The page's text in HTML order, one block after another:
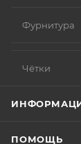
Фурнитура
Чётки
ПОМОЩЬ